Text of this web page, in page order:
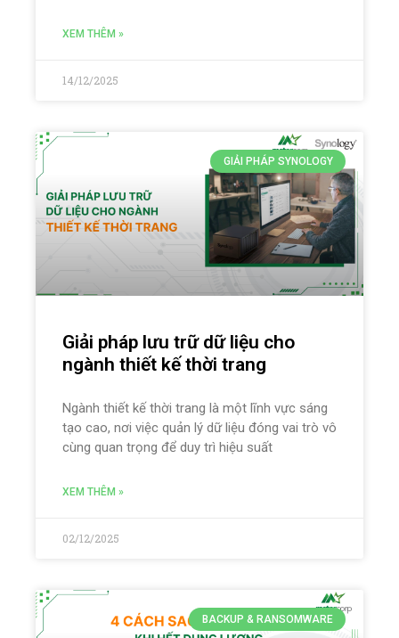
XEM THÊM »
14/12/2025
GIẢI PHÁP SYNOLOGY
Giải pháp lưu trữ dữ liệu cho
ngành thiết kế thời trang
Ngành thiết kế thời trang là một lĩnh vực sáng
tạo cao, nơi việc quản lý dữ liệu đóng vai trò vô
cùng quan trọng để duy trì hiệu suất
XEM THÊM »
02/12/2025
BACKUP & RANSOMWARE